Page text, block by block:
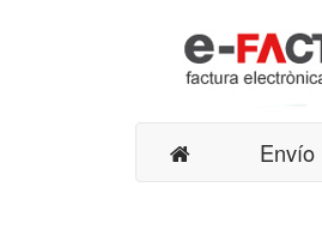
Envío